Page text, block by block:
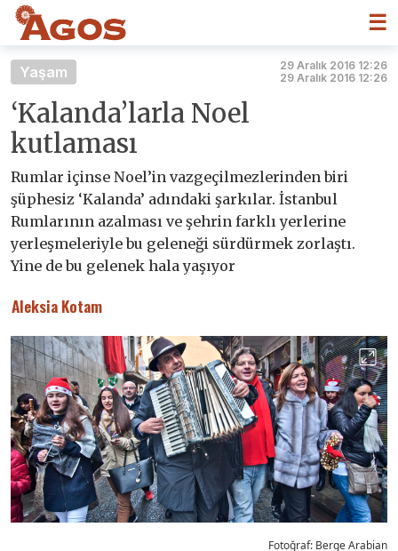
☰
Yaşam
29 Aralık 2016 12:26
29 Aralık 2016 12:26
‘Kalanda’larla Noel
kutlaması
Rumlar içinse Noel’in vazgeçilmezlerinden biri
şüphesiz ‘Kalanda’ adındaki şarkılar. İstanbul
Rumlarının azalması ve şehrin farklı yerlerine
yerleşmeleriyle bu geleneği sürdürmek zorlaştı.
Yine de bu gelenek hala yaşıyor
Aleksia Kotam
Fotoğraf: Berge Arabian